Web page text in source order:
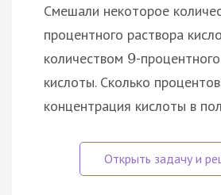
Смешали некоторое
процентного раствора
количеством 9-
кислоты. Сколько
концентрация кислоты в